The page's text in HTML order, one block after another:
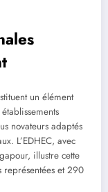
un élément
novateurs adaptés
L’EDHEC, avec
illustre cette
représentées et 290